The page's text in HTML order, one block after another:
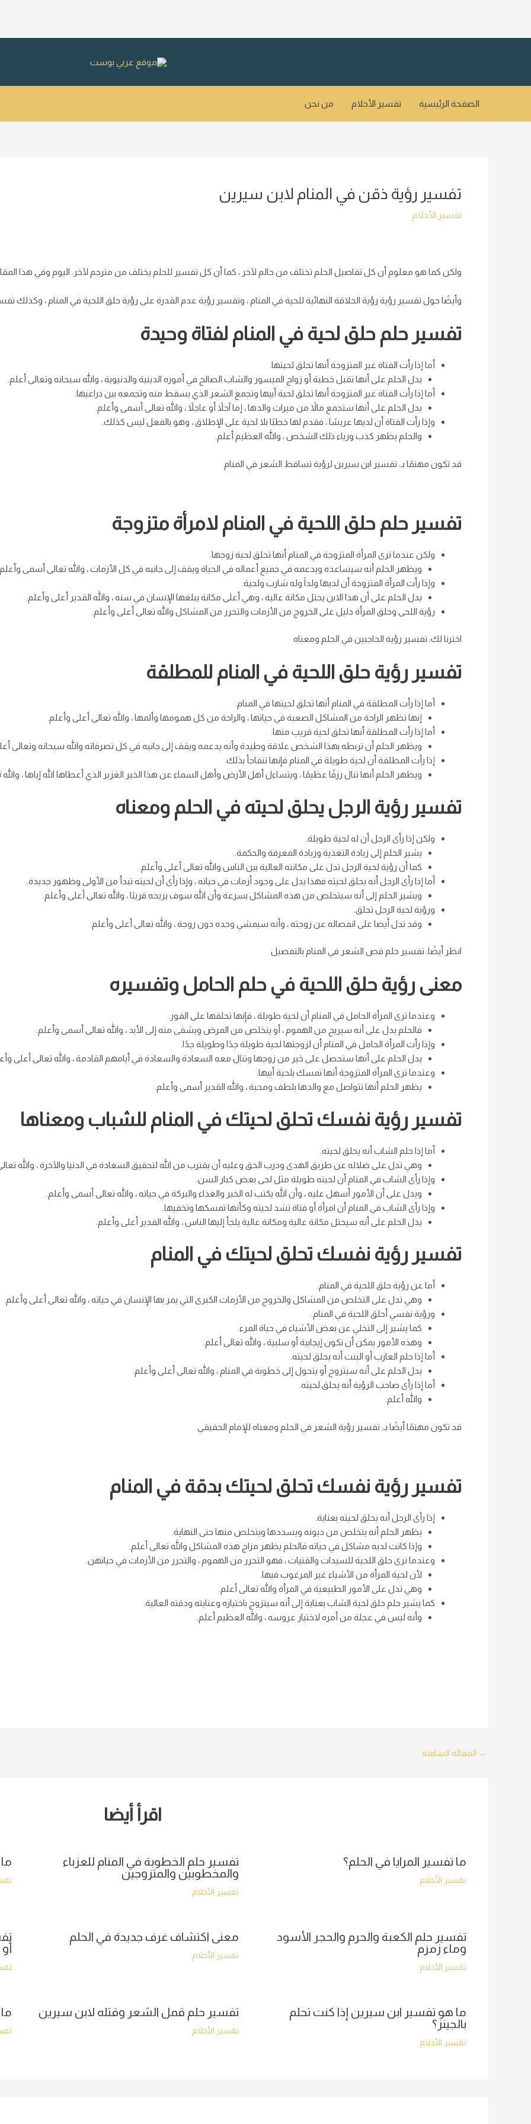
الصفحة الرئيسية تفسير الأحلام من نحن
تفسير رؤية ذقن في المنام لابن سيرين
تفسير الأحلام
ولكن كما هو معلوم أن كل تفاصيل الحلم تختلف من حالم لآخر ، كما أن كل تفسير للحلم يختلف من مترجم لآخر. اليوم وفي هذا
وأيضًا حول تفسير رؤية رؤية الحلاقة النهائية للحية في المنام ، وتفسير رؤية عدم القدرة على رؤية حلق اللحية في المنام ، وكذلك
تفسير حلم حلق لحية في المنام لفتاة وحيدة
أما إذا رأت الفتاة غير المتزوجة أنها تحلق لحيتها.
يدل الحلم على أنها تقبل خطبة أو زواج الميسور والشاب الصالح في أموره الدينية والدنيوية ، والله سبحانه وتعالى أعلم.
أما إذا رأت الفتاة غير المتزوجة أنها تحلق لحية أبيها وتجمع الشعر الذي يسقط منه وتجمعه بين ذراعيها.
يدل الحلم على أنها ستجمع مالاً من ميراث والدها ، إما آجلاً أو عاجلاً ، والله تعالى أسمى وأعلم.
وإذا رأت الفتاة أن لديها عريسًا ، فقدم لها خطبًا بلا لحية على الإطلاق ، وهو بالفعل ليس كذلك.
والحلم يظهر كذب ورياء ذلك الشخص ، والله العظيم أعلم.
قد تكون مهتمًا بـ: تفسير ابن سيرين لرؤية تساقط الشعر في المنام
تفسير حلم حلق اللحية في المنام لامرأة متزوجة
ولكن عندما ترى المرأة المتزوجة في المنام أنها تحلق لحية زوجها.
ويظهر الحلم أنه سيساعده ويدعمه في جميع أعماله في الحياة ويقف إلى جانبه في كل الأزمات ، والله تعالى أسمى
وإذا رأت المرأة المتزوجة أن لديها ولداً وله شارب ولحية.
يدل الحلم على أن هذا الابن يحتل مكانة عالية ، وهي أعلى مكانة يبلغها الإنسان في سنه ، والله القدير أعلى وأعلم.
رؤية اللحى وحلق المرأة دليل على الخروج من الأزمات والتحرر من المشاكل والله تعالى أعلى وأعلم.
اخترنا لك: تفسير رؤية الحاجبين في الحلم ومعناه
تفسير رؤية حلق اللحية في المنام للمطلقة
أما إذا رأت المطلقة في المنام أنها تحلق لحيتها في المنام.
إنها تظهر الراحة من المشاكل الصعبة في حياتها ، والراحة من كل همومها وألمها ، والله تعالى أعلى وأعلم.
أما إذا رأت المطلقة أنها تحلق لحية قريب منها.
ويظهر الحلم أن تربطه بهذا الشخص علاقة وطيدة وأنه يدعمه ويقف إلى جانبه في كل تصرفاته والله سبحانه وتعالى
إذا رأت المطلقة أن لحية طويلة في المنام فإنها تتفاجأ بذلك.
ويظهر الحلم أنها تنال رزقًا عظيمًا ، ويتساءل أهل الأرض وأهل السماء عن هذا الخير الغزير الذي أعطاها الله إياها ،
تفسير رؤية الرجل يحلق لحيته في الحلم ومعناه
ولكن إذا رأى الرجل أن له لحية طويلة.
يشير الحلم إلى زيادة التغذية وزيادة المعرفة والحكمة.
كما أن رؤية لحية الرجل تدل على مكانته العالية بين الناس والله تعالى أعلى وأعلم.
أما إذا رأى الرجل أنه يحلق لحيته فهذا يدل على وجود أزمات في حياته ، وإذا رأى أن لحيته تبدأ من الأولى وظهور جديدة.
ويشير الحلم إلى أنه سيتخلص من هذه المشاكل بسرعة وأن الله سوف يريحه قريبًا ، والله تعالى أعلى وأعلم.
ورؤية لحية الرجل تحلق.
وقد تدل أيضا على انفصاله عن زوجته ، وأنه سيمشي وحده دون زوجة ، والله تعالى أعلى وأعلم.
انظر أيضًا: تفسير حلم قص الشعر في المنام بالتفصيل
معنى رؤية حلق اللحية في حلم الحامل وتفسيره
وعندما ترى المرأة الحامل في المنام أن لحية طويلة ، فإنها تحلقها على الفور.
فالحلم يدل على أنه سيريح من الهموم ، أو يتخلص من المرض ويشفى منه إلى الأبد ، والله تعالى أسمى وأعلم.
وإذا رأت المرأة الحامل في المنام أن لزوجتها لحية طويلة جدًا وطويلة جدًا.
يدل الحلم على أنها ستحصل على خير من زوجها وتنال معه السعادة والسعادة في أيامهم القادمة ، والله تعالى أعلى
وعندما ترى المرأة المتزوجة أنها تمسك بلحية أبيها.
يظهر الحلم أنها تتواصل مع والدها بلطف ومحبة ، والله القدير أسمى وأعلم.
تفسير رؤية نفسك تحلق لحيتك في المنام للشباب ومعناها
أما إذا حلم الشاب أنه يحلق لحيته.
وهي تدل على ضلاله عن طريق الهدى ودرب الحق وعليه أن يقترب من الله لتحقيق السعادة في الدنيا والآخرة ، والله
وإذا رأى الشاب في المنام أن لحيته طويلة مثل لحى بعض كبار السن.
ويدل على أن الأمور أسهل عليه ، وأن الله يكتب له الخير والغذاء والبركة في حياته ، والله تعالى أسمى وأعلم.
وإذا رأى الشاب في المنام أن امرأة أو فتاة تشد لحيته وكأنها تمسكها وتخفيها.
يدل الحلم على أنه سيحتل مكانة عالية ومكانة عالية يلجأ إليها الناس ، والله القدير أعلى وأعلم.
تفسير رؤية نفسك تحلق لحيتك في المنام
أما عن رؤية حلق اللحية في المنام.
وهي تدل على التخلص من المشاكل والخروج من الأزمات الكبرى التي يمر بها الإنسان في حياته ، والله تعالى أعلى وأعلم.
ورؤية نفسي أحلق اللحية في المنام.
كما يشير إلى التخلي عن بعض الأشياء في حياة المرء.
وهذه الأمور يمكن أن تكون إيجابية أو سلبية ، والله تعالى أعلم.
أما إذا حلم العازب أو البنت أنه يحلق لحيته.
يدل الحلم على أنه سيتزوج أو يتحول إلى خطوبة في المنام ، والله تعالى أعلى وأعلم.
أما إذا رأى صاحب الرؤية أنه يحلق لحيته.
والله أعلم.
قد تكون مهتمًا أيضًا بـ: تفسير رؤية الشعر في الحلم ومعناه للإمام الحقيقي
تفسير رؤية نفسك تحلق لحيتك بدقة في المنام
إذا رأى الرجل أنه يحلق لحيته بعناية.
يظهر الحلم أنه يتخلص من ديونه ويسددها ويتخلص منها حتى النهاية.
وإذا كانت لديه مشاكل في حياته فالحلم يظهر مزاج هذه المشاكل والله تعالى أعلم.
وعندما ترى حلق اللحية للسيدات والفتيات ، فهو التحرر من الهموم ، والتحرر من الأزمات في حياتهن.
لأن لحية المرأة من الأشياء غير المرغوب فيها.
وهي تدل على الأمور الطبيعية في المرأة والله تعالى أعلم.
كما يشير حلم حلق لحية الشاب بعناية إلى أنه سيتزوج باختياره وعنايته ودقته العالية.
وأنه ليس في عجلة من أمره لاختيار عروسه ، والله العظيم أعلم.
Post
→ المقالة السابقة
اقرأ أيضا
ما تفسير المرايا في الحلم؟
تفسير الأحلام
تفسير حلم الخطوبة في المنام للعزباء
والمخطوبين والمتزوجين
تفسير الأحلام
تفسير حلم الكعبة والحرم والحجر الأسود
وماء زمزم
تفسير الأحلام
معنى اكتشاف غرف جديدة في الحلم
تفسير الأحلام
ما هو تفسير ابن سيرين إذا كنت تحلم
بالجينز؟
تفسير الأحلام
تفسير حلم قمل الشعر وقتله لابن سيرين
تفسير الأحلام